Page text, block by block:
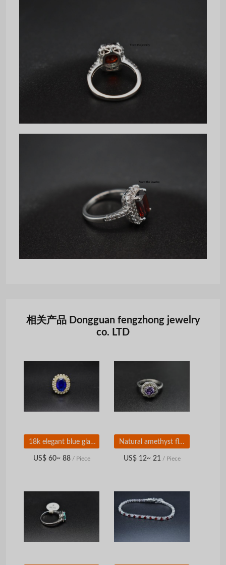
相关产品 Dongguan fengzhong jewelry
co. LTD
18k elegant blue glass-stone ring
US$ 60~ 88/ Piece
Natural amethyst flower platinum fashion ring for ladies
US$ 12~ 21 / Piece